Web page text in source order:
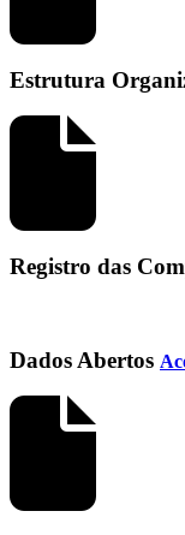
Estrutura
Registro das
Dados Abertos